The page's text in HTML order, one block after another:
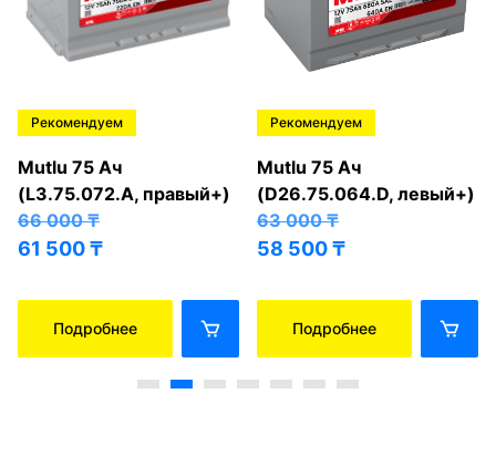
Рекомендуем
Mutlu 75 Ач
(L3.75.072.A, правый+)
66 000₸
61 500₸
Подробнее
Рекомендуем
Mutlu 75 Ач
(D26.75.064.D, левый+)
63 000₸
58 500₸
Подробнее